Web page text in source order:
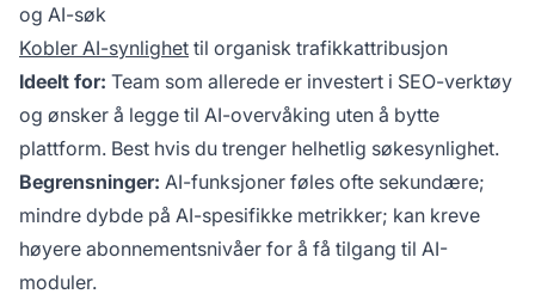
og AI-søk
Kobler AI-synlighet til organisk trafikkattribusjon
Ideelt for: Team som allerede er investert i SEO-verktøy
og ønsker å legge til AI-overvåking uten å bytte
plattform. Best hvis du trenger helhetlig søkesynlighet.
Begrensninger: AI-funksjoner føles ofte sekundære;
mindre dybde på AI-spesifikke metrikker; kan kreve
høyere abonnementsnivåer for å få tilgang til AI-
moduler.